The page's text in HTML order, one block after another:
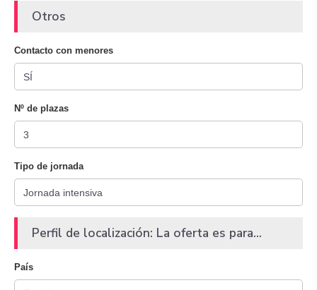
Otros
Contacto con menores
Nº de plazas
Tipo de jornada
Perfil de localización: La oferta es para...
País